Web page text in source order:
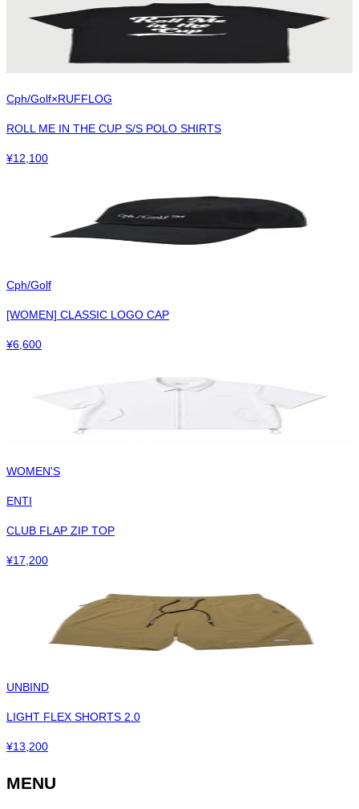
Cph/Golf×RUFFLOG
ROLL ME IN THE CUP S/S POLO SHIRTS
¥12,100
Cph/Golf
[WOMEN] CLASSIC LOGO CAP
¥6,600
WOMEN'S
ENTI
CLUB FLAP ZIP TOP
¥17,200
UNBIND
LIGHT FLEX SHORTS 2.0
¥13,200
MENU